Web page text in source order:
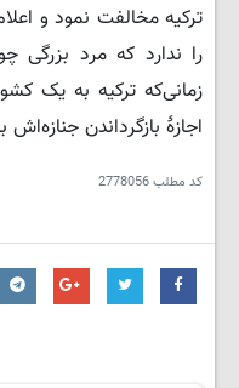
ترکیه مخالفت نمود و
را ندارد که مرد
زمانی‌که ترکیه به یک
اجازۀ بازگرداندن
کد مطلب2778056